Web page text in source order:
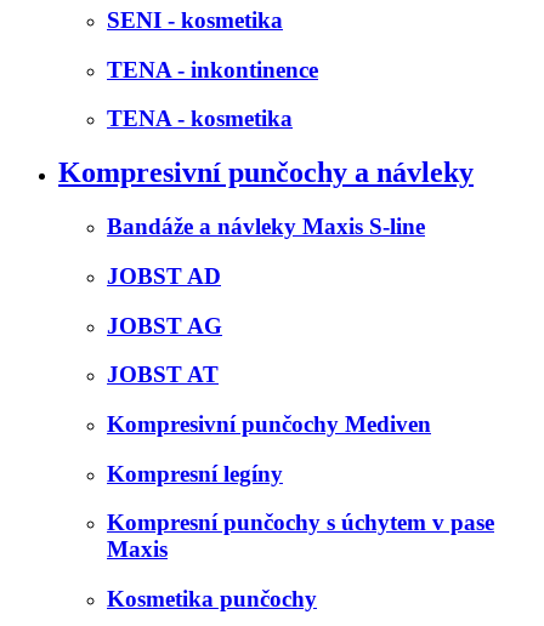
SENI - kosmetika
TENA - inkontinence
TENA - kosmetika
Kompresivní punčochy a návleky
Bandáže a návleky Maxis S-line
JOBST AD
JOBST AG
JOBST AT
Kompresivní punčochy Mediven
Kompresní legíny
Kompresní punčochy s úchytem v pase
Maxis
Kosmetika punčochy